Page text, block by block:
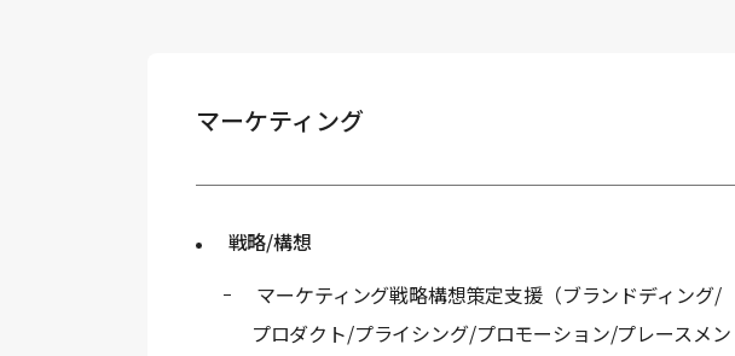
マーケティング
戦略/構想
マーケティング戦略構想策定支援（ブランドディング/
プロダクト/プライシング/プロモーション/プレースメン